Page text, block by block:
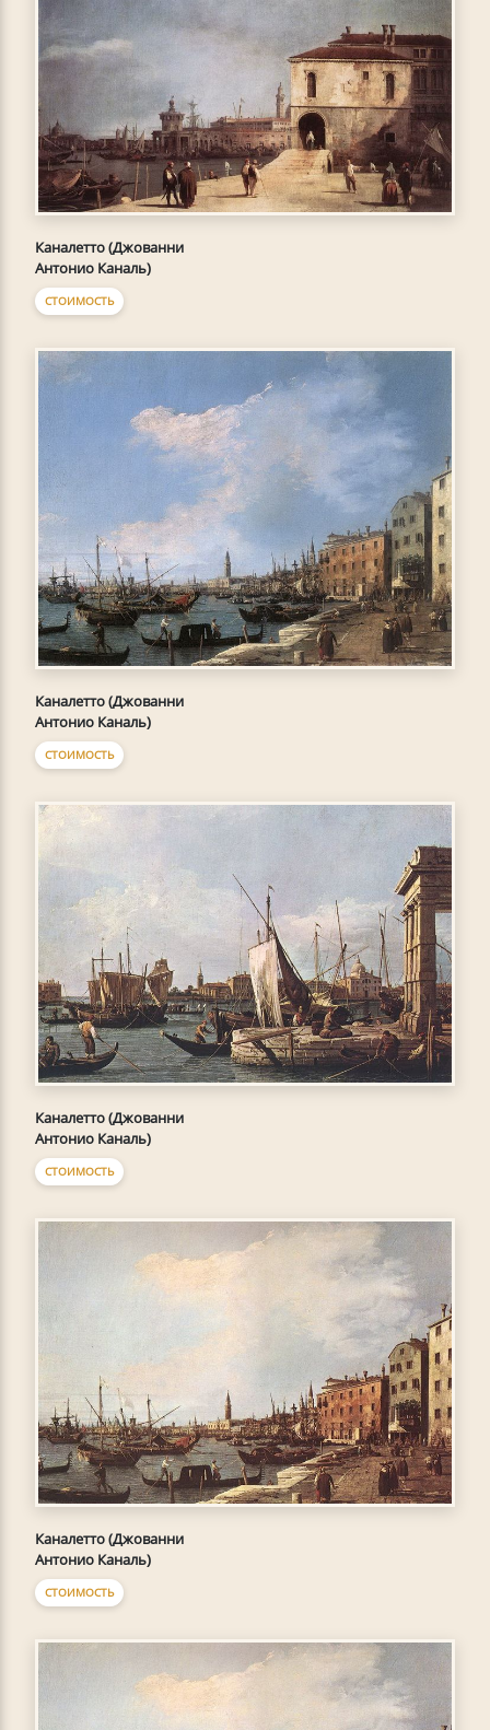
Каналетто (Джованни
Антонио Каналь)
СТОИМОСТЬ
Каналетто (Джованни
Антонио Каналь)
СТОИМОСТЬ
Каналетто (Джованни
Антонио Каналь)
СТОИМОСТЬ
Каналетто (Джованни
Антонио Каналь)
СТОИМОСТЬ